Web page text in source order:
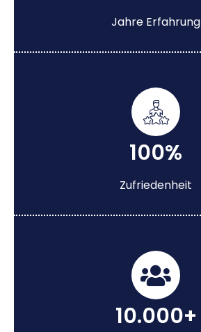
Jahre Erfahrung
100%
Zufriedenheit
10.000+